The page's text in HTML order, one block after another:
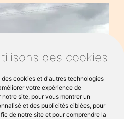
des cookies
des cookies et d'autres technologies
votre expérience de
notre site, pour vous montrer un
et des publicités ciblées, pour
de notre site et pour comprendre la